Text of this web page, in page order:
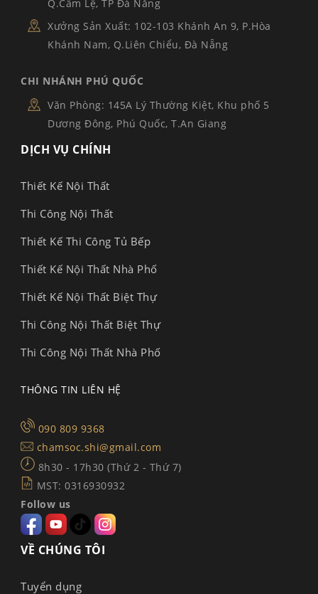
Q.Cẩm Lệ, TP Đà Nẵng
Xưởng Sản Xuất: 102-103 Khánh An 9, P.Hòa
Khánh Nam, Q.Liên Chiểu, Đà Nẵng
CHI NHÁNH PHÚ QUỐC
Văn Phòng: 145A Lý Thường Kiệt, Khu phố 5
Dương Đông, Phú Quốc, T.An Giang
DỊCH VỤ CHÍNH
Thiết Kế Nội Thất
Thi Công Nội Thất
Thiết Kế Thi Công Tủ Bếp
Thiết Kế Nội Thất Nhà Phố
Thiết Kế Nội Thất Biệt Thự
Thi Công Nội Thất Biệt Thự
Thi Công Nội Thất Nhà Phố
THÔNG TIN LIÊN HỆ
090 809 9368
chamsoc.shi@gmail.com
8h30 - 17h30 (Thứ 2 - Thứ 7)
MST: 0316930932
Follow us
VỀ CHÚNG TÔI
Tuyển dụng